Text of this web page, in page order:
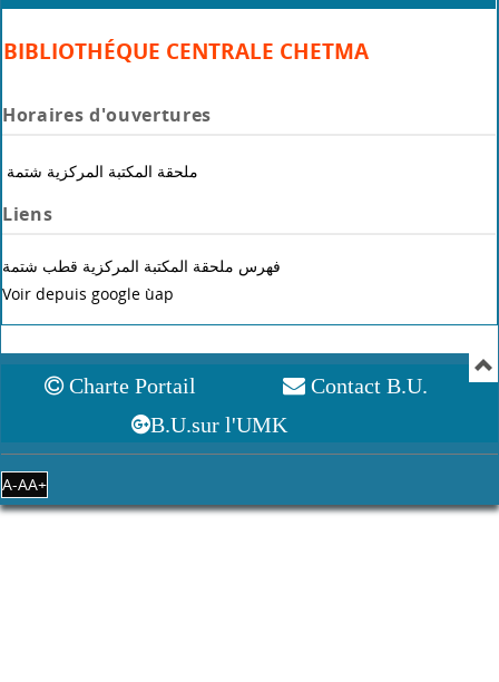
BIBLIOTHÉQUE CENTRALE CHETMA
Horaires d'ouvertures
ملحقة المكتبة المركزية شتمة
Liens
فهرس ملحقة المكتبة المركزية قطب شتمة
Voir depuis google ùap
Charte Portail
Contact B.U.
B.U.sur l'UMK
A-AA+